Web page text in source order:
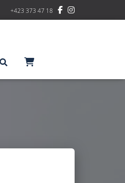
+423 373 47 18